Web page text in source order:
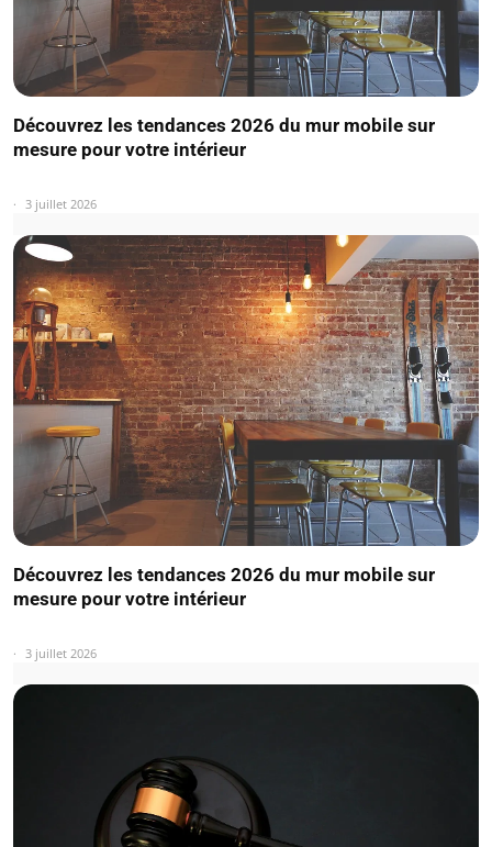
Découvrez les tendances 2026 du mur mobile sur
mesure pour votre intérieur
3 juillet 2026
Découvrez les tendances 2026 du mur mobile sur
mesure pour votre intérieur
3 juillet 2026